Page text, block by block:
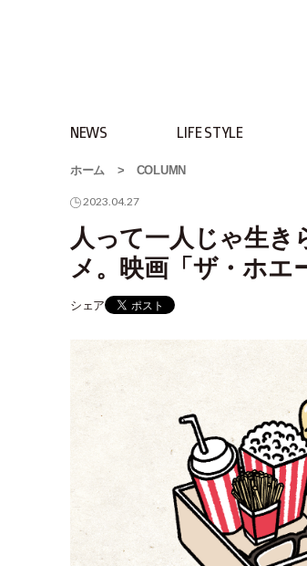
NEWS LIFE STYLE
ホーム > COLUMN
2023.04.27
人って一人じゃ生
メ。映画「ザ・ホエ
シェア